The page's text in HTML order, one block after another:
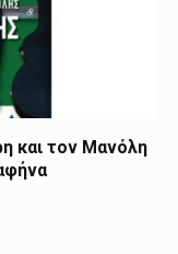
και τον Μανόλη